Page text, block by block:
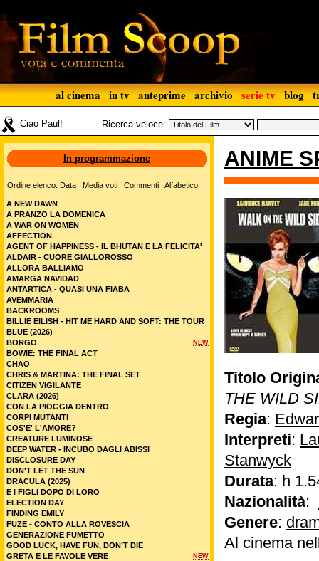
al cinema in tv anteprime archivio serie tv blog
Ciao Paul! Ricerca veloce:
ANIME
Titolo
THE WILD
Regia:
Interpreti:
Stanwyck
Durata: h
Nazionalità:
Genere:
Al cinema
In programmazione
Ordine elenco: Data Media voti Commenti Alfabetico
A NEW DAWN
A PRANZO LA DOMENICA
A WAR ON WOMEN
AFFECTION
AGENT OF HAPPINESS - IL BHUTAN E LA FELICITA'
ALDAIR - CUORE GIALLOROSSO
ALLORA BALLIAMO
AMARGA NAVIDAD
ANTARTICA - QUASI UNA FIABA
AVEMMARIA
BACKROOMS
BILLIE EILISH - HIT ME HARD AND SOFT: THE TOUR
BLUE (2026)
NEW
BORGO
BOWIE: THE FINAL ACT
CHAO
CHRIS & MARTINA: THE FINAL SET
CITIZEN VIGILANTE
CLARA (2026)
CON LA PIOGGIA DENTRO
CORPI MUTANTI
COS'E' L'AMORE?
CREATURE LUMINOSE
DEEP WATER - INCUBO DAGLI ABISSI
DISCLOSURE DAY
DON'T LET THE SUN
DRACULA (2025)
E I FIGLI DOPO DI LORO
ELECTION DAY
FINDING EMILY
FUZE - CONTO ALLA ROVESCIA
GENERAZIONE FUMETTO
GOOD LUCK, HAVE FUN, DON’T DIE
NEW
GRETA E LE FAVOLE VERE